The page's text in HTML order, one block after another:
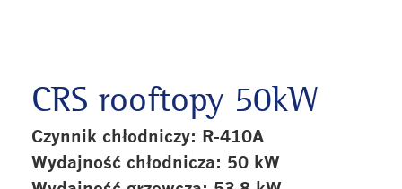
CRS rooftopy 50kW
Czynnik chłodniczy: R-410A
Wydajność chłodnicza: 50 kW